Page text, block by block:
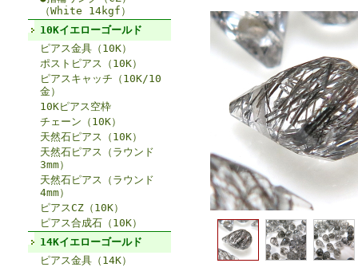
（White 14kgf）
10Kイエローゴールド
ピアス金具（10K）
ポストピアス（10K）
ピアスキャッチ（10K/10
金）
10Kピアス空枠
チェーン（10K）
天然石ピアス（10K）
天然石ピアス（ラウンド
3mm）
天然石ピアス（ラウンド
4mm）
ピアスCZ（10K）
ピアス合成石（10K）
14Kイエローゴールド
ピアス金具（14K）